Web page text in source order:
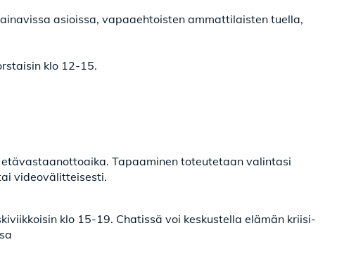
asioissa, vapaaehtoisten ammattilaisten tuella,
klo 12-15.
Tapaaminen toteutetaan valintasi
videovälitteisesti.
klo 15-19. Chatissä voi keskustella elämän kriisi-